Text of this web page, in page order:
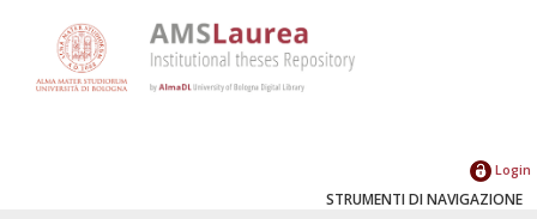
Login
STRUMENTI DI NAVIGAZIONE